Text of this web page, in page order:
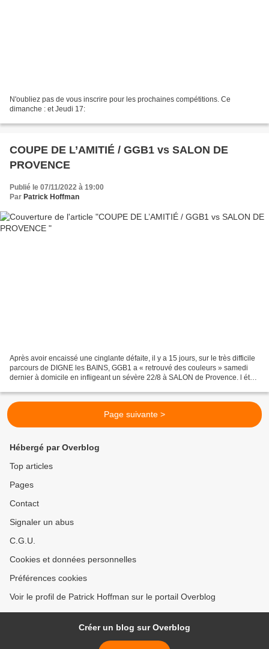
N'oubliez pas de vous inscrire pour les prochaines compétitions. Ce
dimanche : et Jeudi 17:
COUPE DE L’AMITIÉ / GGB1 vs SALON DE
PROVENCE
Publié le 07/11/2022 à 19:00
Par Patrick Hoffman
Après avoir encaissé une cinglante défaite, il y a 15 jours, sur le très difficile
parcours de DIGNE les BAINS, GGB1 a « retrouvé des couleurs » samedi
dernier à domicile en infligeant un sévère 22/8 à SALON de Provence. l était
Page suivante >
Hébergé par Overblog
Top articles
Pages
Contact
Signaler un abus
C.G.U.
Cookies et données personnelles
Préférences cookies
Voir le profil de Patrick Hoffman sur le portail Overblog
Créer un blog sur Overblog